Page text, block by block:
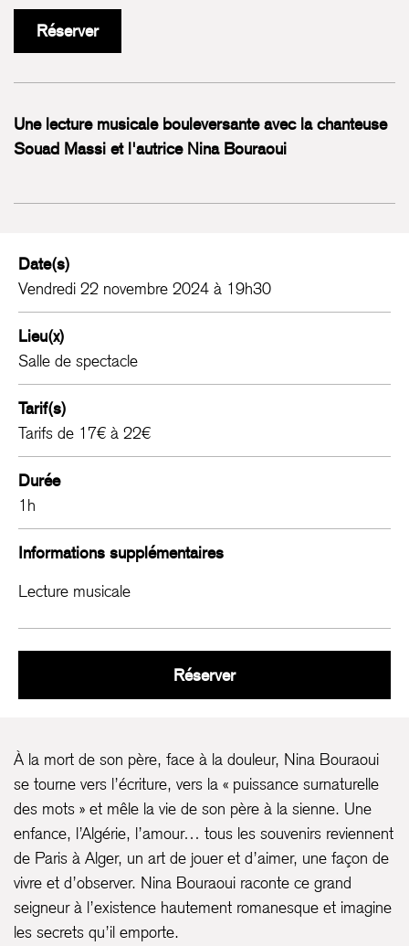
Réserver
Une lecture musicale bouleversante avec la chanteuse
Souad Massi et l'autrice Nina Bouraoui
Date(s)
Vendredi 22 novembre 2024 à 19h30
Lieu(x)
Salle de spectacle
Tarif(s)
Tarifs de 17€ à 22€
Durée
1h
Informations supplémentaires
Lecture musicale
RéserverGrand Seigneur
À la mort de son père, face à la douleur, Nina Bouraoui
se tourne vers l’écriture, vers la « puissance surnaturelle
des mots » et mêle la vie de son père à la sienne. Une
enfance, l’Algérie, l’amour… tous les souvenirs reviennent
de Paris à Alger, un art de jouer et d’aimer, une façon de
vivre et d’observer. Nina Bouraoui raconte ce grand
seigneur à l’existence hautement romanesque et imagine
les secrets qu’il emporte.